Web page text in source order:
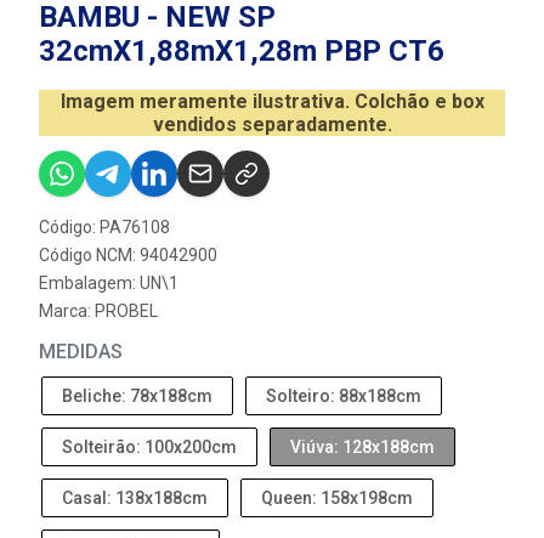
BAMBU - NEW SP
32cmX1,88mX1,28m PBP CT6
Imagem meramente ilustrativa. Colchão e box
vendidos separadamente.
Código: PA76108
Código NCM: 94042900
Embalagem: UN\1
Marca: PROBEL
MEDIDAS
Beliche: 78x188cm Solteiro: 88x188cm
Solteirão: 100x200cm Viúva: 128x188cm
Casal: 138x188cm Queen: 158x198cm